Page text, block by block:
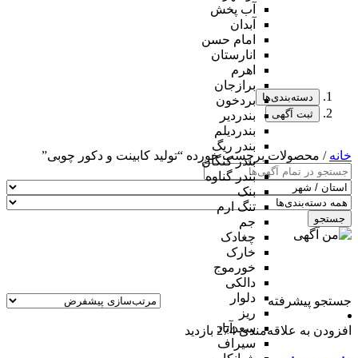
آب پخش
آبدان
امام حسن
انارستان
اهرم
برازجان
بردخون
بندردیر
بندردیلم
بندر ریگ
بندر کنگان
بندر گناوه
بنک
تنگ ارم
جم
چغادک
خارک
خورموج
دالکی
دلوار
ریز
سعدآباد
سیراف
دسته‌بندی‌ها
ثبت آگهی
خانه / محصولات برچسب خورده “تولید کابینت و دکور چوبی”
جستجو
جستجو پیشرفته
افزودن به علاقه‌مندی 274 بازدید